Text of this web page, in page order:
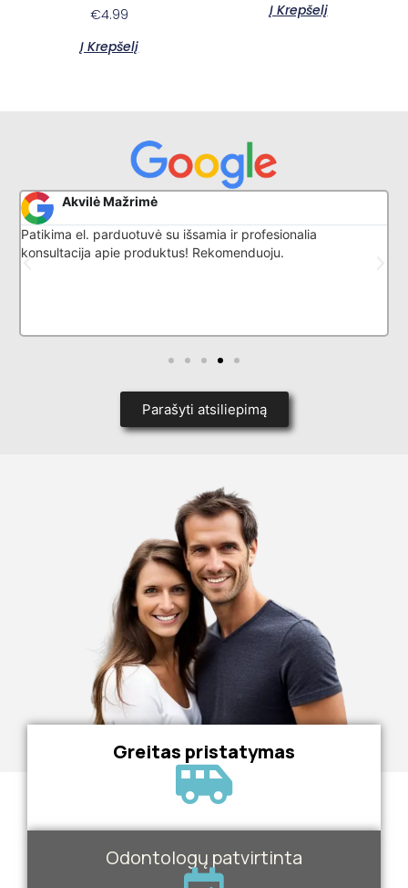
€4.99
Į Krepšelį
Į Krepšelį
Akvilė Mažrimė
Patikima el. parduotuvė su išsamia ir profesionalia
konsultacija apie produktus! Rekomenduoju.
Parašyti atsiliepimą
Greitas pristatymas
Odontologų patvirtinta
E-sypsena DI odontologas